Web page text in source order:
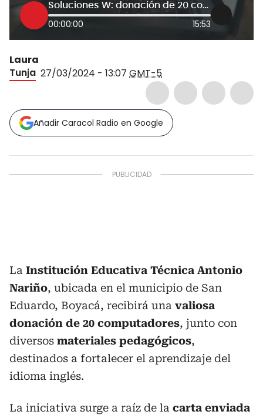
Soluciones W: donación de 20 computadores impulsará clases de inglés en escuela de Boyacá
00:00:00 15:53
Laura
Tunja 27/03/2024 - 13:07 GMT-5
Añadir Caracol Radio en Google
La Institución Educativa Técnica Antonio
Nariño, ubicada en el municipio de San
Eduardo, Boyacá, recibirá una valiosa
donación de 20 computadores, junto con
diversos materiales pedagógicos,
destinados a fortalecer el aprendizaje del
idioma inglés.
La iniciativa surge a raíz de la carta enviada